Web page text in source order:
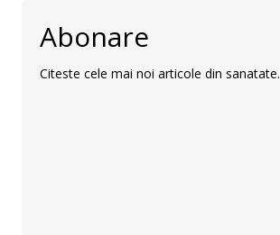
Abonare
Citeste cele mai noi articole din sanatate.